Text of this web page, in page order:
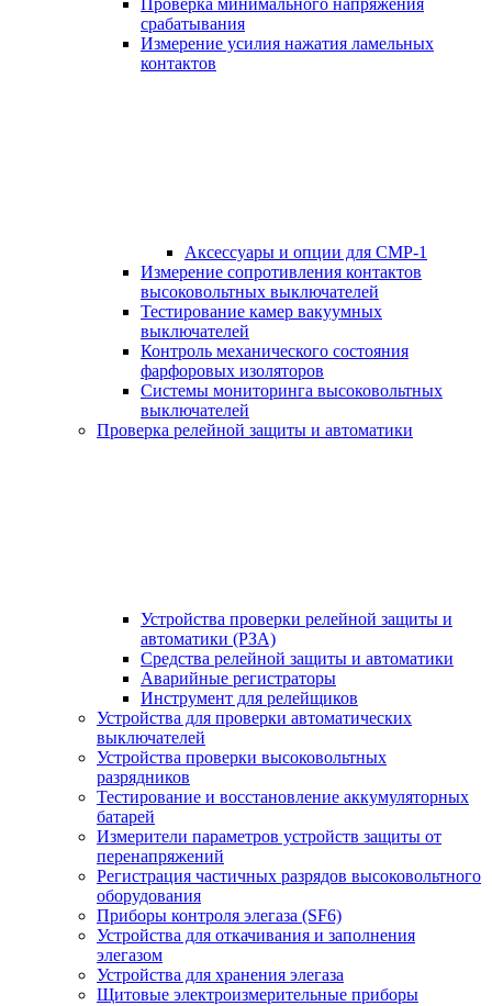
Проверка минимального напряжения
срабатывания
Измерение усилия нажатия ламельных
контактов
Аксессуары и опции для СМР-1
Измерение сопротивления контактов
высоковольтных выключателей
Тестирование камер вакуумных
выключателей
Контроль механического состояния
фарфоровых изоляторов
Системы мониторинга высоковольтных
выключателей
Проверка релейной защиты и автоматики
Устройства проверки релейной защиты и
автоматики (РЗА)
Средства релейной защиты и автоматики
Аварийные регистраторы
Инструмент для релейщиков
Устройства для проверки автоматических
выключателей
Устройства проверки высоковольтных
разрядников
Тестирование и восстановление аккумуляторных
батарей
Измерители параметров устройств защиты от
перенапряжений
Регистрация частичных разрядов высоковольтного
оборудования
Приборы контроля элегаза (SF6)
Устройства для откачивания и заполнения
элегазом
Устройства для хранения элегаза
Щитовые электроизмерительные приборы